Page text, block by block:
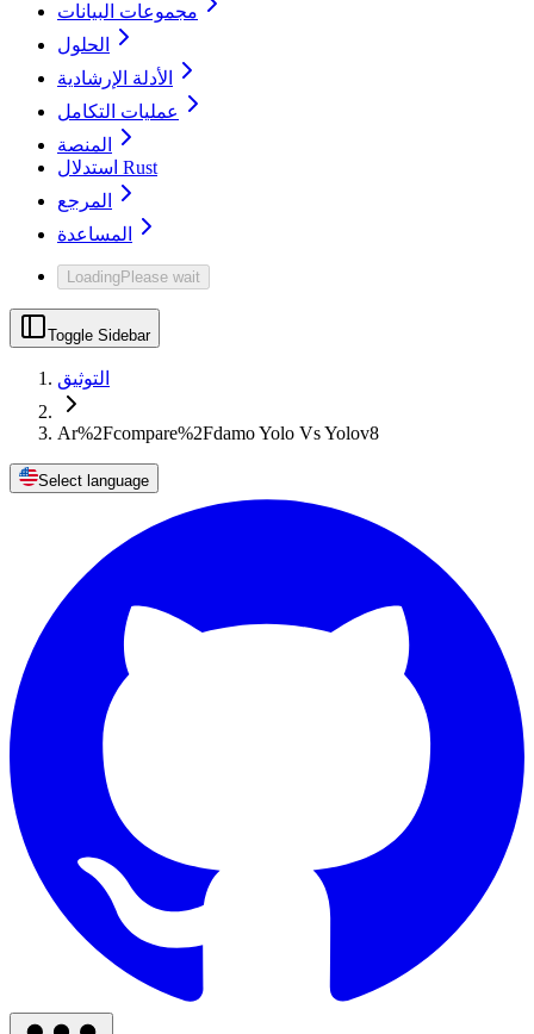
مجموعات البيانات
الحلول
الأدلة الإرشادية
عمليات التكامل
المنصة
استدلال Rust
المرجع
المساعدة
LoadingPlease wait
Toggle Sidebar
التوثيق
Ar%2Fcompare%2Fdamo Yolo Vs Yolov8
Select language